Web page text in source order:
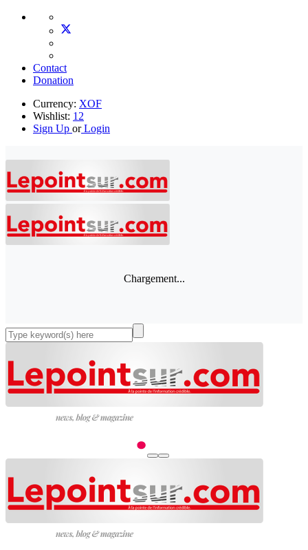
Contact
Donation
Currency: XOF
Wishlist: 12
Sign Up orLogin
Chargement...